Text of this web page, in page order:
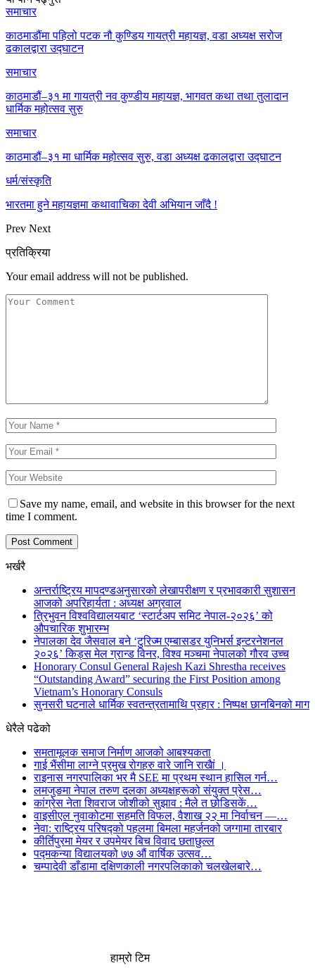
समाचार
काठमाडौंमा पहिलो पटक नौ कुण्डिय गायत्री महायज्ञ, वडा अध्यक्ष सरोज
ढकालद्वारा उद्घाटन
समाचार
काठमाडौं–३१ मा गायत्री नव कुण्डीय महायज्ञ, भागवत कथा तथा तुलादान
धार्मिक महोत्सव सुरु
समाचार
काठमाडौं–३१ मा धार्मिक महोत्सव सुरु, वडा अध्यक्ष ढकालद्वारा उद्घाटन
धर्म/संस्कृति
भारतमा हुने महायज्ञमा कथावाचिका देवी अभियान जाँदै !
Prev Next
प्रतिक्रिया
Your email address will not be published.
Save my name, email, and website in this browser for the next
time I comment.
भर्खरै
अन्तर्राष्ट्रिय मापदण्डअनुसारको लेखापरीक्षण र प्रभावकारी सुशासन
आजको अपरिहार्यता : अध्यक्ष अग्रवाल
त्रिभुवन विश्वविद्यालयबाट ‘स्टार्टअप समिट नेपाल-२०२६’ को
औपचारिक शुभारम्भ
नेपालका देव जैसवाल बने ‘टुरिज्म एम्बासडर युनिभर्स इन्टरनेशनल
२०२६’ किड्स मेल ग्रान्ड विनर, विश्व मञ्चमा नेपालको गौरव उच्च
Honorary Consul General Rajesh Kazi Shrestha receives
“Outstanding Award” securing the First Position among
Vietnam’s Honorary Consuls
सुनसरी घटनाले धार्मिक स्वतन्त्रतामाथि प्रहार : निष्पक्ष छानबिनको माग
धेरैले पढेको
समतामूलक समाज निर्माण आजको आबश्यकता
गाई भैंसीमा लाग्ने प्रमुख रोगहरु वारे जानि राखैां ।
राइनास नगरपालिका भर मै SEE मा प्रथम स्थान हासिल गर्न…
लमजुङमा नेपाल तरुण दलका अध्यक्षहरूको संयुक्त प्रेस…
कांग्रेस नेता शिवराज जोशीको सुझाव : मैले त छोडिसकें…
वाइसीएल नुवाकोटमा सहमति विफल, वैशाख २२ मा निर्वाचन —…
नेवा: राष्ट्रिय परिषद्को पहलमा बिमला महर्जनको जग्गामा तारबार
कीर्तिपुरमा मेयर र उपमेयर बिच विवाद छताछुल्ल
पद्मकन्या विद्यालयको ७७ औं ‌‌वार्षिक ‌उत्सव…
चम्पादेवी डाँडामा दक्षिणकाली नगरपलिकाको चलखेलबारे…
हाम्रो टिम